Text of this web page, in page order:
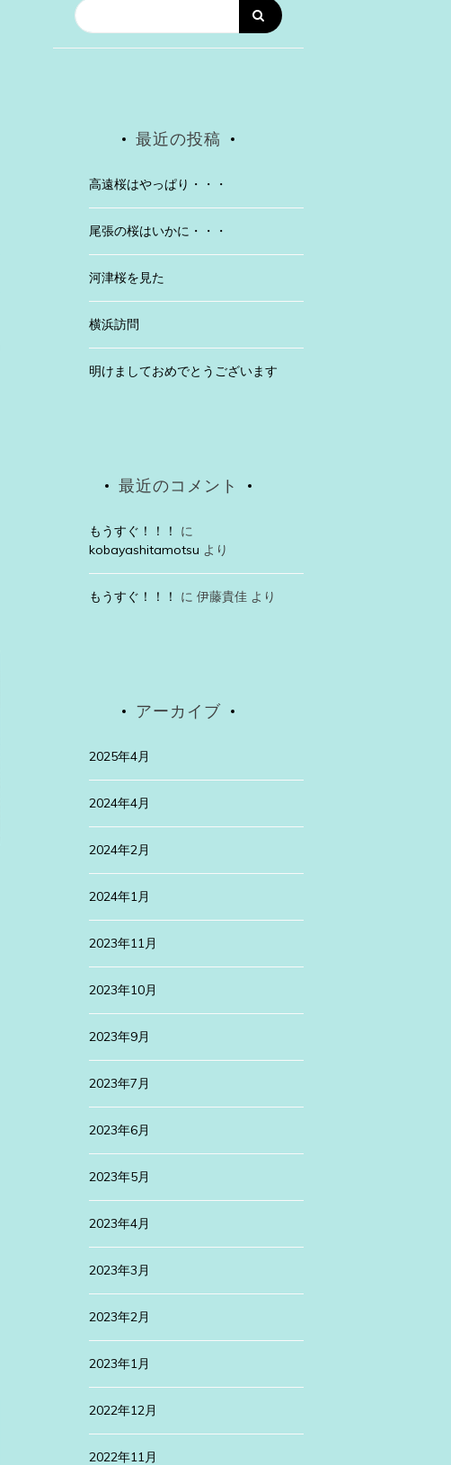
今月は、新旧が融合した美しい町、横浜を仕事の […]
続きを読む
最近の投稿
高遠桜はやっぱり・・・
尾張の桜はいかに・・・
河津桜を見た
横浜訪問
明けましておめでとうございます
最近のコメント
もうすぐ！！！
に
kobayashitamotsu より
もうすぐ！！！ に伊藤貴佳 より
アーカイブ
2025年4月
2024年4月
2024年2月
2024年1月
2023年11月
2023年10月
2023年9月
2023年7月
2023年6月
2023年5月
2023年4月
2023年3月
2023年2月
2023年1月
2022年12月
2022年11月